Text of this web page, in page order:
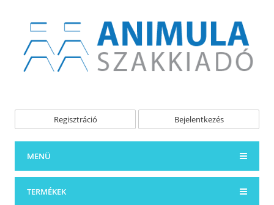
Regisztráció Bejelentkezés
MENÜ
TERMÉKEK